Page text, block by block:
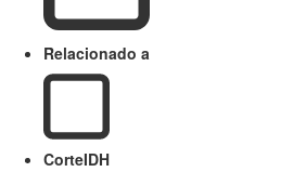
Relacionado a
CorteIDH